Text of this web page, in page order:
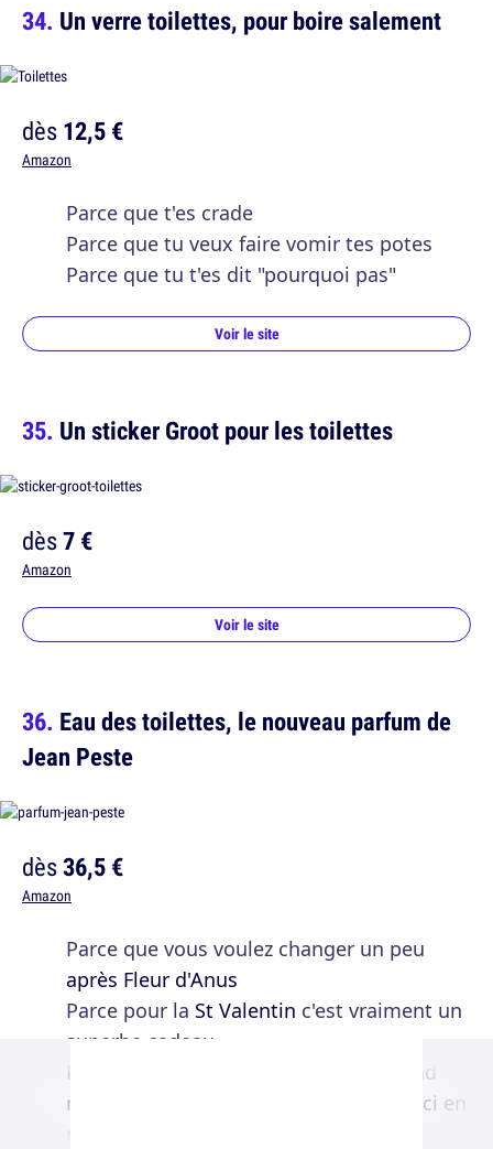
Un verre toilettes, pour boire salement
dès12,5 €
Amazon
Parce que t'es crade
Parce que tu veux faire vomir tes potes
Parce que tu t'es dit "pourquoi pas"
Voir le site
Un sticker Groot pour les toilettes
dès7 €
Amazon
Voir le site
Eau des toilettes, le nouveau parfum de
Jean Peste
dès36,5 €
Amazon
Parce que vous voulez changer un peu
après Fleur d'Anus
Parce pour la St Valentin c'est vraiment un
superbe cadeau
Parce que Jean Peste est un futur grand
nom de la parfumerie, vous l'aurez lu ici en